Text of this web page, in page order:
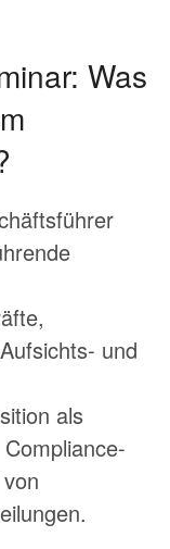
Was
und
als